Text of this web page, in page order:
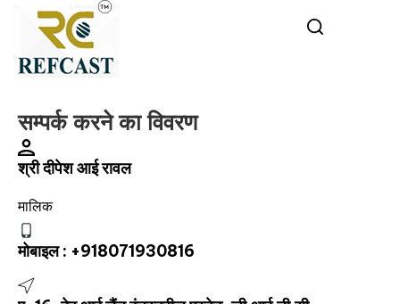
सम्पर्क करने का विवरण
श्री दीपेश आई रावल
मालिक
मोबाइल : +918071930816